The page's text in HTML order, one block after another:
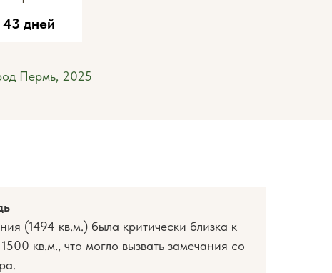
Пермь, 2025
43 дней
(1494 кв.м.) была критически близка к
кв.м., что могло вызвать замечания со